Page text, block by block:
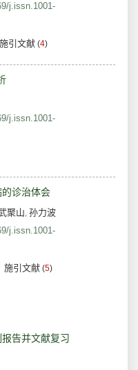
j.issn.1001-
施引文献 (4)
j.issn.1001-
诊治体会
聚山, 孙力波
j.issn.1001-
施引文献 (5)
告并文献复习